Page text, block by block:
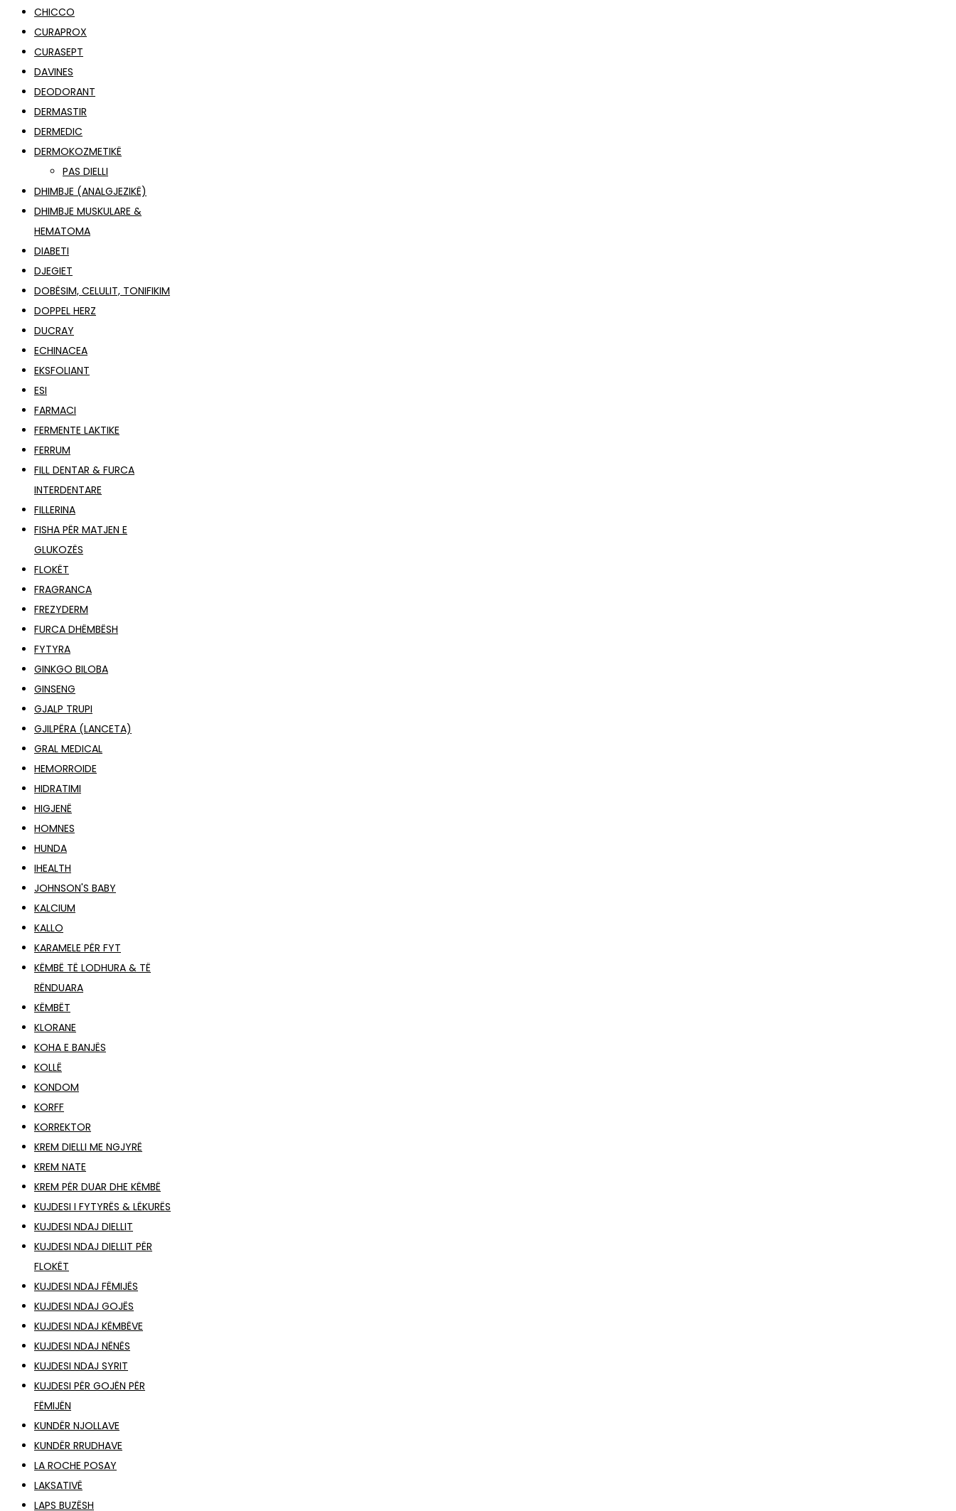
CHICCO
CURAPROX
CURASEPT
DAVINES
DEODORANT
DERMASTIR
DERMEDIC
DERMOKOZMETIKË
PAS DIELLI
DHIMBJE (ANALGJEZIKË)
DHIMBJE MUSKULARE &
HEMATOMA
DIABETI
DJEGIET
DOBËSIM, CELULIT, TONIFIKIM
DOPPEL HERZ
DUCRAY
ECHINACEA
EKSFOLIANT
ESI
FARMACI
FERMENTE LAKTIKE
FERRUM
FILL DENTAR & FURCA
INTERDENTARE
FILLERINA
FISHA PËR MATJEN E
GLUKOZËS
FLOKËT
FRAGRANCA
FREZYDERM
FURCA DHËMBËSH
FYTYRA
GINKGO BILOBA
GINSENG
GJALP TRUPI
GJILPËRA (LANCETA)
GRAL MEDICAL
HEMORROIDE
HIDRATIMI
HIGJENË
HOMNES
HUNDA
IHEALTH
JOHNSON'S BABY
KALCIUM
KALLO
KARAMELE PËR FYT
KËMBË TË LODHURA & TË
RËNDUARA
KËMBËT
KLORANE
KOHA E BANJËS
KOLLË
KONDOM
KORFF
KORREKTOR
KREM DIELLI ME NGJYRË
KREM NATE
KREM PËR DUAR DHE KËMBË
KUJDESI I FYTYRËS & LËKURËS
KUJDESI NDAJ DIELLIT
KUJDESI NDAJ DIELLIT PËR
FLOKËT
KUJDESI NDAJ FËMIJËS
KUJDESI NDAJ GOJËS
KUJDESI NDAJ KËMBËVE
KUJDESI NDAJ NËNËS
KUJDESI NDAJ SYRIT
KUJDESI PËR GOJËN PËR
FËMIJËN
KUNDËR NJOLLAVE
KUNDËR RRUDHAVE
LA ROCHE POSAY
LAKSATIVË
LAPS BUZËSH